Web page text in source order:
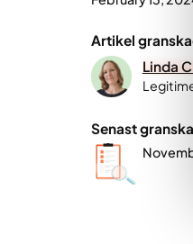
Artikel
Linda
Senast